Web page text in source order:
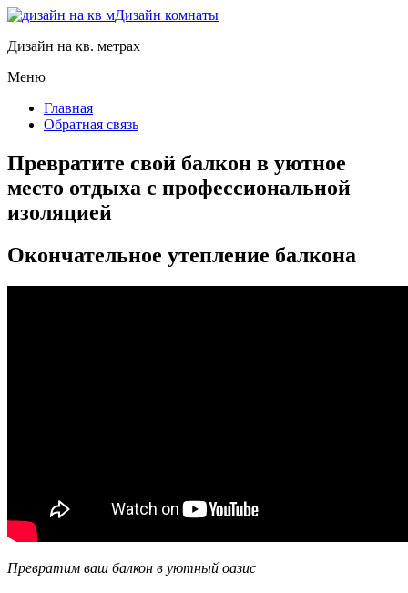
Дизайн комнаты
Дизайн на кв. метрах
Меню
Главная
Обратная связь
Превратите свой балкон в уютное
место отдыха с профессиональной
изоляцией
Окончательное утепление балкона
Превратим ваш балкон в уютный оазис